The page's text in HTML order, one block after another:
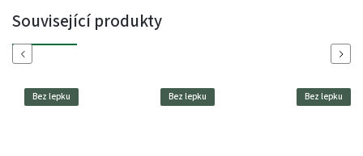
Související produkty
Previous
Bez lepku Bez lepku Bez lepku
Next